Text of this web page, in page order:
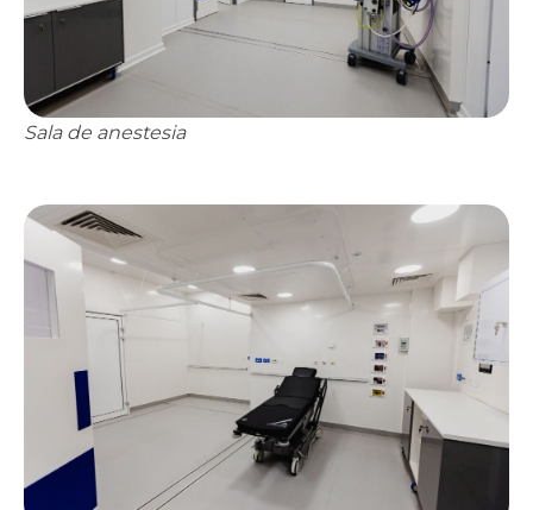
Sala de anestesia